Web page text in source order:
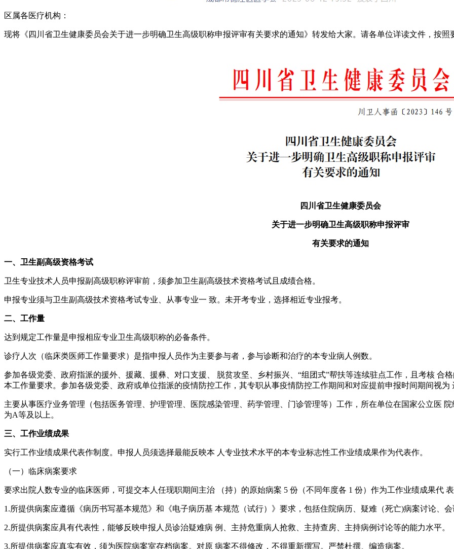
区属各医疗机构：
现将《 四川省卫生健康委员会关于进一步明确卫生高级职称申报评审有关要求的通知》转发给大家。请各单位详读文件，按照
四川省卫生健康委员会
关于进一步明确卫生高级职称申报评审
有关要求的通知
一、卫生副高级资格考试
卫生专业技术人员申报副高级职称评审前，须参加卫生副高级技术资格考试且成绩合格。
申报专业须与卫生副高级技术资格考试专业、从事专业一 致。未开考专业，选择相近专业报考。
二、工作量
达到规定工作量是申报相应专业卫生高级职称的必备条件。
诊疗人次（临床类医师工作量要求）是指申报人员作为主要参与者，参与诊断和治疗的本专业病人例数。
参加各级党委、政府指派的援外、援藏、援彝、对口支援、 脱贫攻坚、乡村振兴、“组团式”帮扶等连续驻点工作，且考核 合
本工作量要求。参加各级党委、政府或单位指派的疫情防控工作，其专职从事疫情防控工作期间和对应提前申报时间期间视为
主要从事医疗业务管理（包括医务管理、护理管理、医院感染管理、药学管理、门诊管理等）工作，所在单位在国家公立医
为A等及以上。
三、工作业绩成果
实行工作业绩成果代表作制度。申报人员须选择最能反映本 人专业技术水平的本专业标志性工作业绩成果作为代表作。
（一）临床病案要求
要求出院人数专业的临床医师，可提交本人任现职期间主治 （持）的原始病案 5 份（不同年度各 1 份）作为工作业绩成果代 表
1.所提供病案应遵循《病历书写基本规范》和《电子病历基 本规范（试行）》要求，包括住院病历、疑难（死亡)病案讨论、会
2.所提供病案应具有代表性，能够反映申报人员诊治疑难病 例、主持危重病人抢救、主持查房、主持病例讨论等的能力水平。
3.所提供病案应真实有效，须为医院病案室存档病案。对原 病案不得修改，不得重新撰写。严禁杜撰、编造病案。